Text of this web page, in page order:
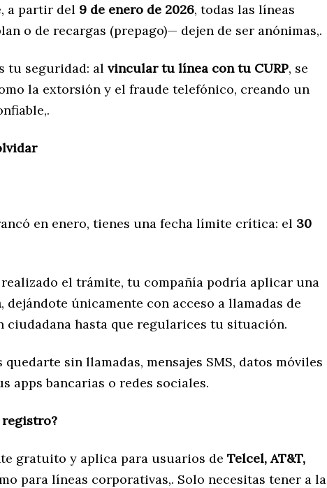
a partir del 9 de enero de 2026, todas las líneas
o de recargas (prepago)— dejen de ser anónimas,.
tu seguridad: al vincular tu línea con tu CURP, se
la extorsión y el fraude telefónico, creando un
en enero, tienes una fecha límite crítica: el 30
realizado el trámite, tu compañía podría aplicar una
, dejándote únicamente con acceso a llamadas de
ciudadana hasta que regularices tu situación.
sin llamadas, mensajes SMS, datos móviles
apps bancarias o redes sociales.
registro?
gratuito y aplica para usuarios de Telcel, AT&T,
para líneas corporativas,. Solo necesitas tener a la